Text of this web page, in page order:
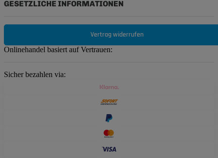
GESETZLICHE INFORMATIONEN
Vertrag widerrufen
Onlinehandel basiert auf Vertrauen:
Sicher bezahlen via: